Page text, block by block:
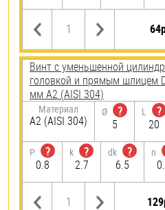
Винт с уменьшенной
головкой и прямым шлицем
мм А2 (AISI 304)
Материал
А2 (AISI 304)
Ø
?
5
L
?
20
P
?
0.8
k
?
2.7
dk
?
6.5
n